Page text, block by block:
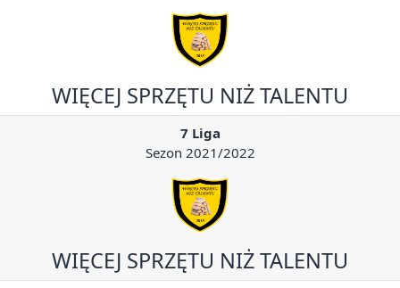
WIĘCEJ SPRZĘTU NIŻ TALENTU
7 Liga
Sezon 2021/2022
WIĘCEJ SPRZĘTU NIŻ TALENTU